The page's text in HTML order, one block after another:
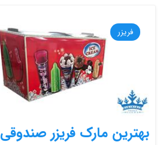
فریزر
بهترین مارک فریزر صندوقی